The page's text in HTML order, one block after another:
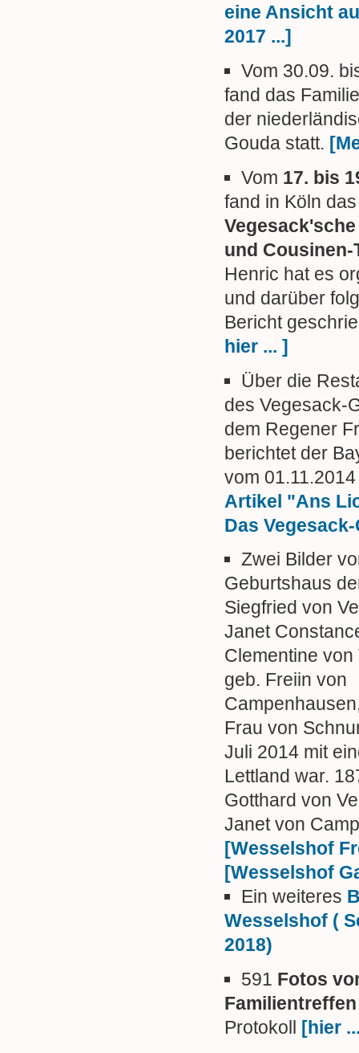
eine Ansicht
2017 ...]
Vom 30.09.
fand das
der
Gouda statt.
Vom 17. bis
fand in Köln
und Cousinen-
Henric hat es
und darüber
Bericht
hier ... ]
Über die
des Vegesack-
dem Regener
berichtet der
vom
Artikel "Ans
Das
Zwei Bilder
Geburtshaus
Siegfried von
Janet
Clementine
geb. Freiin von
Frau von
Juli 2014 mit
Lettland war.
Gotthard von
Janet von
[Wesselshof
[Wesselshof
Ein weiteres
Wesselshof (
2018)
591 Fotos
Familientreffen
Protokoll
[hier